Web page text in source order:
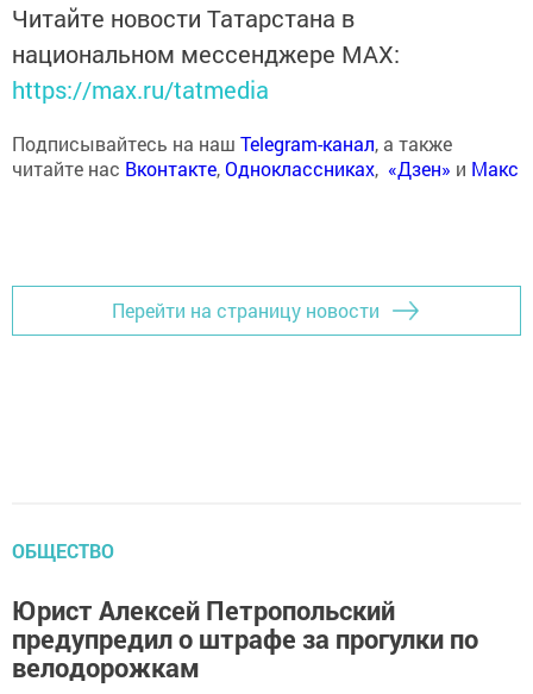
Читайте новости Татарстана в
национальном мессенджере MАХ:
https://max.ru/tatmedia
Подписывайтесь на наш Telegram-канал, а также
читайте нас Вконтакте,Одноклассниках, «Дзен» и Макс
Перейти на страницу новости
ОБЩЕСТВО
Юрист Алексей Петропольский
предупредил о штрафе за прогулки по
велодорожкам